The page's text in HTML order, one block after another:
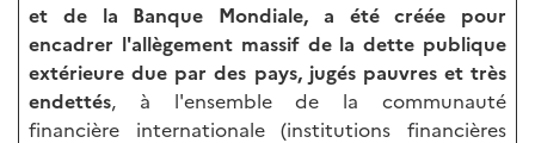
et de la Banque Mondiale, a été créée pour
encadrer l'allègement massif de la dette publique
extérieure due par des pays, jugés pauvres et très
endettés, à l'ensemble de la communauté
financière internationale (institutions financières